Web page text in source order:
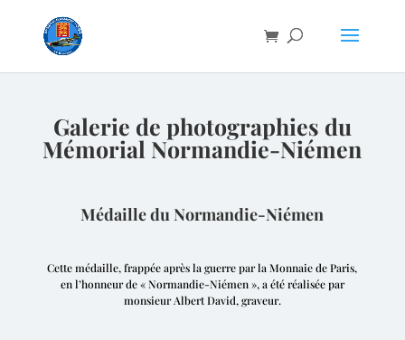
Galerie de photographies du
Mémorial Normandie-Niémen
Médaille du Normandie-Niémen
Cette médaille, frappée après la guerre par la Monnaie de Paris,
en l’honneur de « Normandie-Niémen », a été réalisée par
monsieur Albert David, graveur.